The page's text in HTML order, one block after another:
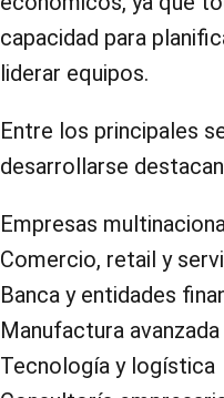
capacidad para
liderar equipos.
Entre los principales
desarrollarse
Empresas
Comercio, retail y
Banca y entidades
Manufactura
Tecnología y logística